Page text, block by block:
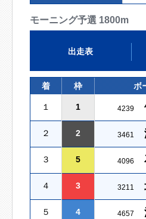
モーニング予選 1800m
出走表
着 枠 ボ
１ 1 4239
２ 2 3461
３ 5 4096
４ 3 3211
５ 4 4657